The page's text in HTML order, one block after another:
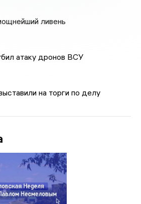
ливень
атаку дронов ВСУ
на торги по делу